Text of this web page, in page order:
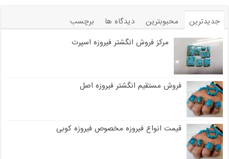
جدیدترین محبوبترین دیدگاه ها
برچسب
مرکز فروش انگشتر فیروزه اسپرت
فروش مستقیم انگشتر فیروزه اصل
قیمت انواع فیروزه مخصوص فیروزه کوبی